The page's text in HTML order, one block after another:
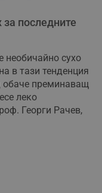
последните
необичайно сухо
в тази тенденция
обаче преминаващ
леко
Георги Рачев,